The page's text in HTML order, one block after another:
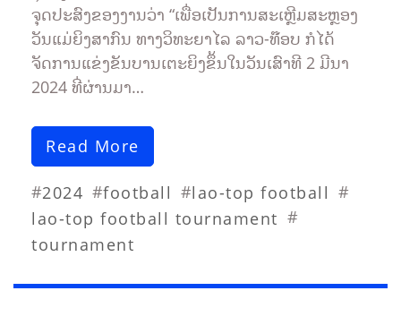
ຈຸດປະສົງຂອງງານວ່າ “ເພື່ອເປັນການສະເຫຼີມສະຫຼອງ
ວັນແມ່ຍິງສາກົນ ທາງວິທະຍາໄລ ລາວ-ທ໊ອບ ກໍໄດ້
ຈັດການແຂ່ງຂັນບານເຕະຍິງຂຶ້ນໃນວັນເສົາທີ 2 ມີນາ
2024 ທີ່ຜ່ານມາ…
Read More
#2024 #football #lao-top football #
lao-top football tournament #
tournament